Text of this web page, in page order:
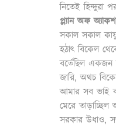
নিতেই হিন্দুরা
প্ল্যান অফ
সকাল সকাল
হঠাৎ বিকেল
বর্তেছিল একজন
জারি, অথচ
আমার সব ভাই
মেরে
সরকার উধাও,